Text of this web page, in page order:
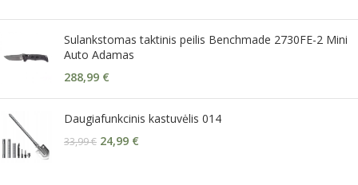
Sulankstomas taktinis peilis Benchmade 2730FE-2 Mini
Auto Adamas
288,99 €
Daugiafunkcinis kastuvėlis 014
33,99€ 24,99 €